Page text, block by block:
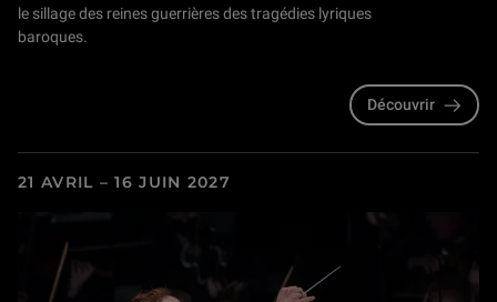
le sillage des reines guerrières des tragédies lyriques
baroques.
Découvrir
21 AVRIL – 16 JUIN 2027